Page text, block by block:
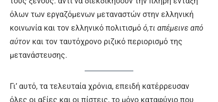
όλων των εργαζόμενων μεταναστών στην ελληνική
κοινωνία και τον ελληνικό πολιτισμό ό,τι απέμεινε από
αύτον και τον ταυτόχρονο ριζικό περιορισμό της
μετανάστευσης.
Γι’ αυτό, τα τελευταία χρόνια, επειδή κατέρρευσαν
όλες οι αξίες και οι πίστεις, το μόνο καταφύγιο που